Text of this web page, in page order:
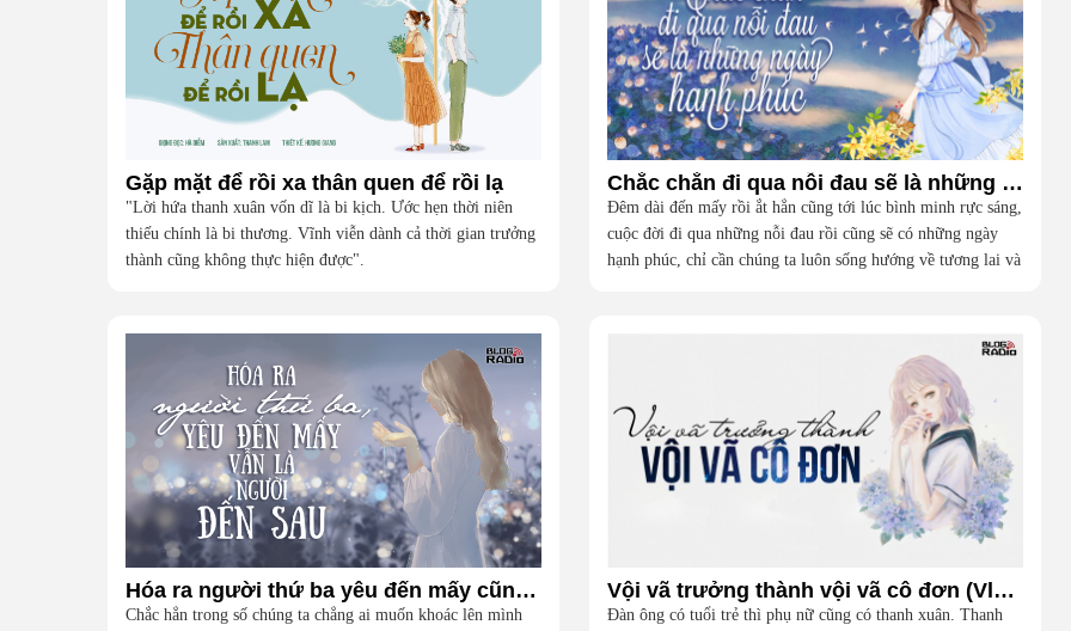
Gặp mặt để rồi xa thân quen để rồi lạ
"Lời hứa thanh xuân vốn dĩ là bi kịch. Ước hẹn thời niên
thiếu chính là bi thương. Vĩnh viễn dành cả thời gian trưởng
thành cũng không thực hiện được".
Chắc chắn đi qua nỗi đau sẽ là những ngày hạnh phúc (Cafe Vlog)
Đêm dài đến mấy rồi ắt hẳn cũng tới lúc bình minh rực sáng,
cuộc đời đi qua những nỗi đau rồi cũng sẽ có những ngày
hạnh phúc, chỉ cần chúng ta luôn sống hướng về tương lai và
Hóa ra người thứ ba yêu đến mấy cũng là người đến sau (Vlog Radio)
Chắc hẳn trong số chúng ta chẳng ai muốn khoác lên mình
Vội vã trưởng thành vội vã cô đơn (Vlog Radio)
Đàn ông có tuổi trẻ thì phụ nữ cũng có thanh xuân. Thanh